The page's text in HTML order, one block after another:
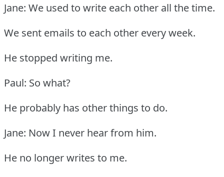
Jane: We used to write each other all the time.
We sent emails to each other every week.
He stopped writing me.
Paul: So what?
He probably has other things to do.
Jane: Now I never hear from him.
He no longer writes to me.